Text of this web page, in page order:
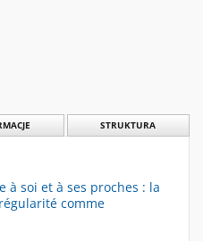
STRUKTURA
à soi et à ses proches : la
comme